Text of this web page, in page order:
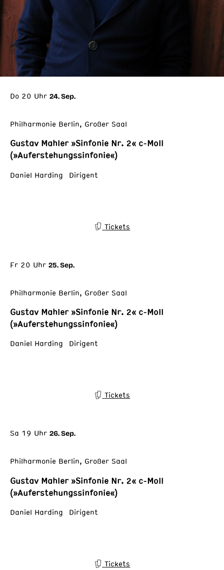
Do 20 Uhr 24. Sep.
Philharmonie Berlin, Großer Saal
Gustav Mahler »Sinfonie Nr. 2« c-Moll
(»Auferstehungssinfonie«)
Daniel Harding Dirigent
Tickets
Fr 20 Uhr 25. Sep.
Philharmonie Berlin, Großer Saal
Gustav Mahler »Sinfonie Nr. 2« c-Moll
(»Auferstehungssinfonie«)
Daniel Harding Dirigent
Tickets
Sa 19 Uhr 26. Sep.
Philharmonie Berlin, Großer Saal
Gustav Mahler »Sinfonie Nr. 2« c-Moll
(»Auferstehungssinfonie«)
Daniel Harding Dirigent
Tickets